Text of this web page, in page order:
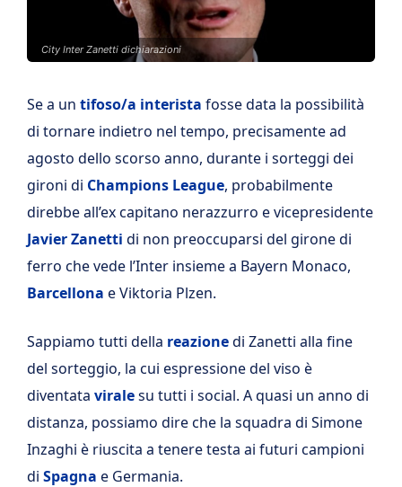
City Inter Zanetti dichiarazioni
Se a un tifoso/a interista fosse data la possibilità
di tornare indietro nel tempo, precisamente ad
agosto dello scorso anno, durante i sorteggi dei
gironi di Champions League, probabilmente
direbbe all’ex capitano nerazzurro e vicepresidente
Javier Zanetti di non preoccuparsi del girone di
ferro che vede l’Inter insieme a Bayern Monaco,
Barcellona e Viktoria Plzen.
Sappiamo tutti della reazionedi Zanetti alla fine
del sorteggio, la cui espressione del viso è
diventata viralesu tutti i social. A quasi un anno di
distanza, possiamo dire che la squadra di Simone
Inzaghi è riuscita a tenere testa ai futuri campioni
di Spagna e Germania.